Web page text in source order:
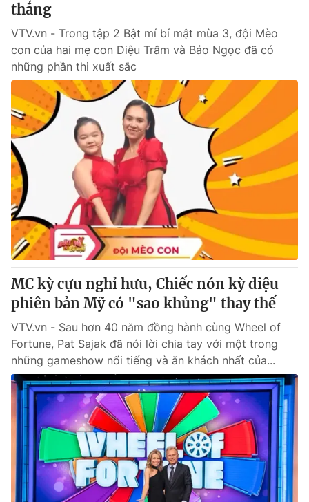
Ðiện thoại Thời báo VTV:
toasoan@vtv.vn
Liên hệ quảng cáo: 024-7300.7108
® Cấm sao chép dưới mọi hình thức nếu không có sự chấp
thuận bằng văn bản. Ghi rõ nguồn VTV.vn khi phát hành lại
thông tin từ website này.
thắng
VTV.vn - Trong tập 2 Bật mí bí mật mùa 3, đội Mèo
con của hai mẹ con Diệu Trâm và Bảo Ngọc đã có
những phần thi xuất sắc
MC kỳ cựu nghỉ hưu, Chiếc nón kỳ diệu
phiên bản Mỹ có "sao khủng" thay thế
VTV.vn - Sau hơn 40 năm đồng hành cùng Wheel of
Fortune, Pat Sajak đã nói lời chia tay với một trong
những gameshow nổi tiếng và ăn khách nhất của...